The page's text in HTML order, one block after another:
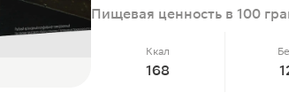
Пищевая ценность в 100
Ккал
168